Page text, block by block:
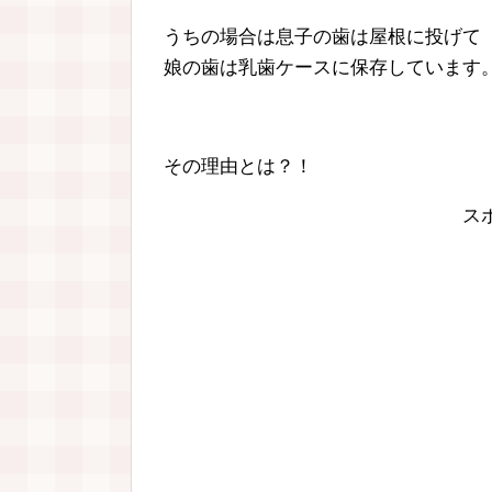
うちの場合は息子の歯は屋根に投げて
娘の歯は乳歯ケースに保存しています。
その理由とは？！
ス